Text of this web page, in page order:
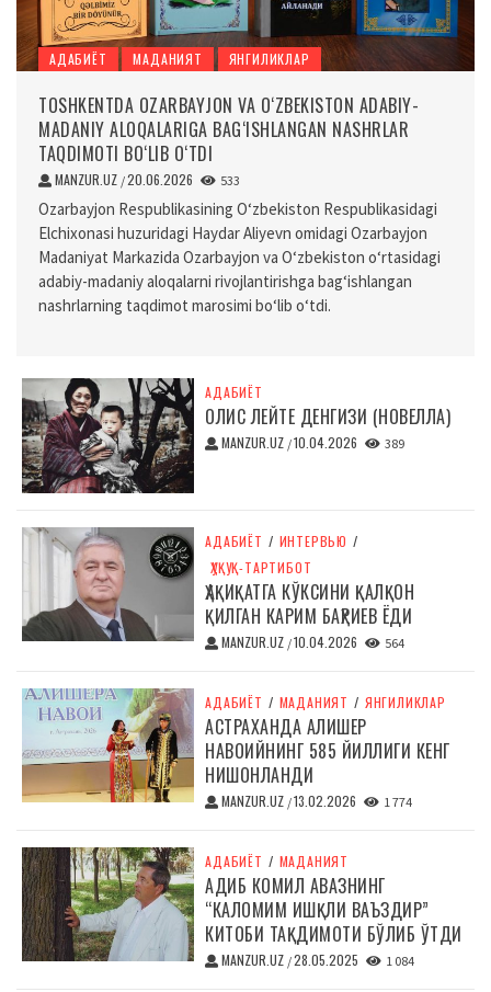
АДАБИЁТ МАДАНИЯТ ЯНГИЛИКЛАР
TOSHKENTDA OZARBAYJON VA O‘ZBEKISTON ADABIY-
MADANIY ALOQALARIGA BAG‘ISHLANGAN NASHRLAR
TAQDIMOTI BO‘LIB O‘TDI
MANZUR.UZ /20.06.2026 533
Ozarbayjon Respublikasining O‘zbekiston Respublikasidagi
Elchixonasi huzuridagi Haydar Aliyevn omidagi Ozarbayjon
Madaniyat Markazida Ozarbayjon va O‘zbekiston o‘rtasidagi
adabiy-madaniy aloqalarni rivojlantirishga bag‘ishlangan
nashrlarning taqdimot marosimi bo‘lib o‘tdi.
АДАБИЁТ
ОЛИС ЛЕЙТЕ ДЕНГИЗИ (НОВЕЛЛА)
MANZUR.UZ /10.04.2026 389
АДАБИЁТ / ИНТЕРВЬЮ /
ҲУҚУҚ-ТАРТИБОТ
ҲАҚИҚАТГА КЎКСИНИ ҚАЛҚОН
ҚИЛГАН КАРИМ БАҲРИЕВ ЁДИ
MANZUR.UZ /10.04.2026 564
АДАБИЁТ / МАДАНИЯТ / ЯНГИЛИКЛАР
АСТРАХАНДА АЛИШЕР
НАВОИЙНИНГ 585 ЙИЛЛИГИ КЕНГ
НИШОНЛАНДИ
MANZUR.UZ /13.02.2026 1 774
АДАБИЁТ / МАДАНИЯТ
АДИБ КОМИЛ АВАЗНИНГ
“КАЛОМИМ ИШҚЛИ ВАЪЗДИР”
КИТОБИ ТАҚДИМОТИ БЎЛИБ ЎТДИ
MANZUR.UZ /28.05.2025 1 084